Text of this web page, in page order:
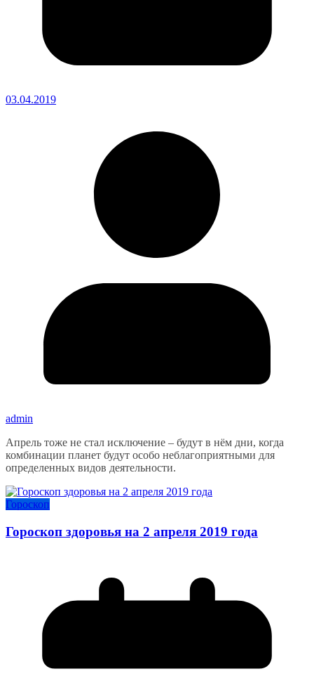
03.04.2019
admin
Апрель тоже не стал исключение – будут в нём дни, когда
комбинации планет будут особо неблагоприятными для
определенных видов деятельности.
Гороскоп
Гороскоп здоровья на 2 апреля 2019 года